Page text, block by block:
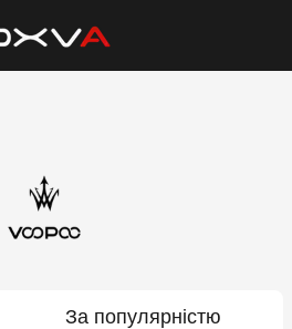
За популярністю